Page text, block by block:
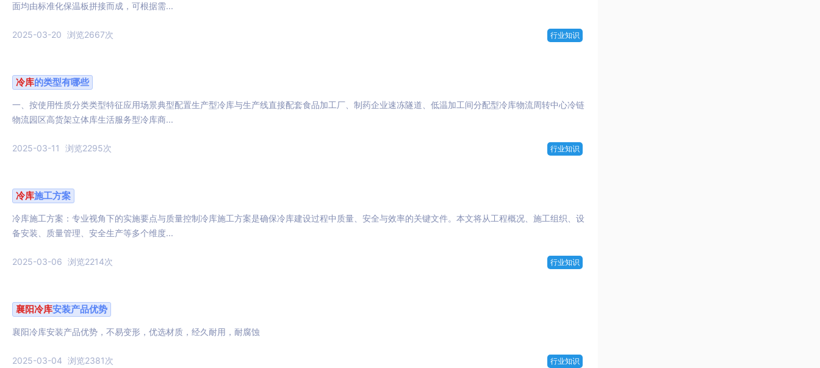
面均由标准化保温板拼接而成，可根据需...
2025-03-20 浏览2667次 行业知识
冷库的类型有哪些
一、按使用性质分类类型特征应用场景典型配置生产型冷库与生产线直接配套食品加工厂、制药企业速冻隧道、低温加工间分配型冷库物流周转中心冷链
物流园区高货架立体库生活服务型冷库商...
2025-03-11 浏览2295次 行业知识
冷库施工方案
冷库施工方案：专业视角下的实施要点与质量控制冷库施工方案是确保冷库建设过程中质量、安全与效率的关键文件。本文将从工程概况、施工组织、设
备安装、质量管理、安全生产等多个维度...
2025-03-06 浏览2214次 行业知识
襄阳冷库安装产品优势
襄阳冷库安装产品优势，不易变形，优选材质，经久耐用，耐腐蚀
2025-03-04 浏览2381次 行业知识